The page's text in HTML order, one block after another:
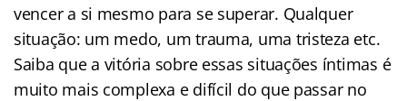
vencer a si mesmo para se superar. Qualquer
situação: um medo, um trauma, uma tristeza etc.
Saiba que a vitória sobre essas situações íntimas é
muito mais complexa e difícil do que passar no